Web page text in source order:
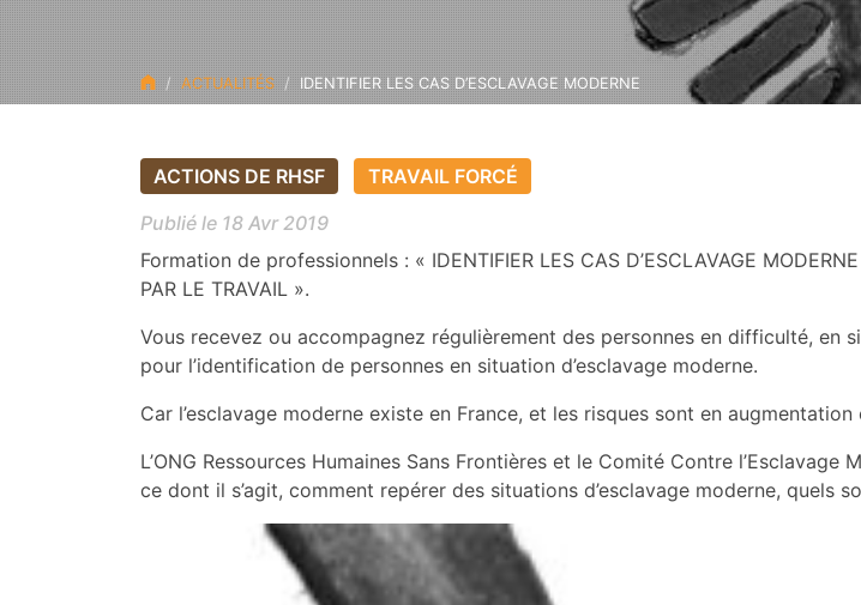
ACTUALITÉS IDENTIFIER LES CAS D’ESCLAVAGE MODERNE
ACTIONS DE RHSF
TRAVAIL FORCÉ
Publié le 18 Avr 2019
Formation de professionnels : « IDENTIFIER LES CAS D’ESCLAVAGE
PAR LE TRAVAIL ».
Vous recevez ou accompagnez régulièrement des personnes en difficulté, en
pour l’identification de personnes en situation d’esclavage moderne.
Car l’esclavage moderne existe en France, et les risques sont en augmentation
L’ONG Ressources Humaines Sans Frontières et le Comité Contre
ce dont il s’agit, comment repérer des situations d’esclavage moderne, quels